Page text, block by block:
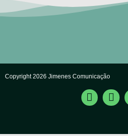
Copyright 2026 Jimenes Comunicação